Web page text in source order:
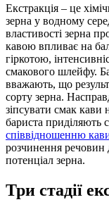
Екстракція – це
зерна у водному
властивості зерна
кавою впливає на
гіркотою,
смакового шлейфу.
вважають, що
сорту зерна.
зіпсувати смак кави
бариста приділяють
співвідношенню
розчинення речовин
потенціал зерна.
Три стадії